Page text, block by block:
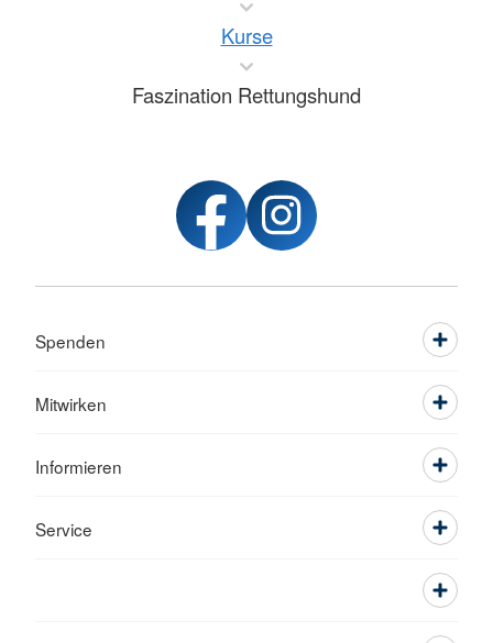
Kurse
Faszination Rettungshund
Spenden
Mitwirken
Informieren
Service